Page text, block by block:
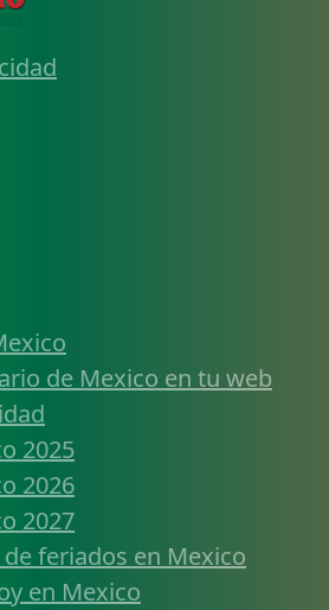
de Mexico en tu web
2025
2026
2027
feriados en Mexico
en Mexico